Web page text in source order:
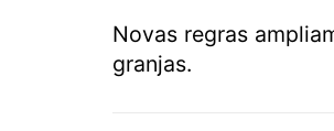
Novas regras
granjas.